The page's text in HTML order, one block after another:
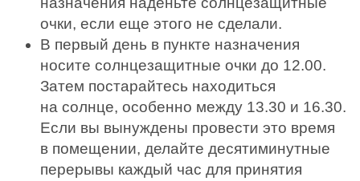
очки, если еще этого не сделали.
В первый день в пункте назначения
носите солнцезащитные очки до 12.00.
Затем постарайтесь находиться
на солнце, особенно между 13.30 и 16.30.
Если вы вынуждены провести это время
в помещении, делайте десятиминутные
перерывы каждый час для принятия